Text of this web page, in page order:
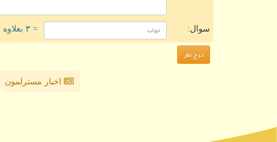
سوال: = ۳ بعلاوه ۲
اخبار مسترلمون